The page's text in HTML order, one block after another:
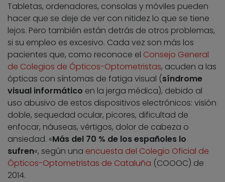
Tabletas, ordenadores, consolas y móviles pueden
hacer que se deje de ver con nitidez lo que se tiene
lejos. Pero también están detrás de otros problemas,
si su empleo es excesivo. Cada vez son más los
pacientes que, como reconoce el Consejo General
de Colegios de Ópticos-Optometristas, acuden a las
ópticas con síntomas de fatiga visual (síndrome
visual informático en la jerga médica), debido al
uso abusivo de estos dispositivos electrónicos: visión
doble, sequedad ocular, picores, dificultad de
enfocar, náuseas, vértigos, dolor de cabeza o
ansiedad. «Más del 70 % de los españoles lo
sufren«, según una encuesta del Colegio Oficial de
Ópticos-Optometristas de Cataluña (COOOC) de
2014.